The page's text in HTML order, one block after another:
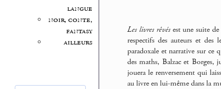
langue
noir, conte,
fantasy
ailleurs
Les livres rêvésest une suite
respectifs des auteurs et
paradoxale et narrative sur ce
des maths, Balzac et Borges,
jouera le renversement qui
au livre en lui-même dans la